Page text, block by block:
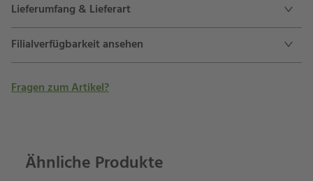
Lieferumfang & Lieferart
Filialverfügbarkeit ansehen
Fragen zum Artikel?
Ähnliche Produkte